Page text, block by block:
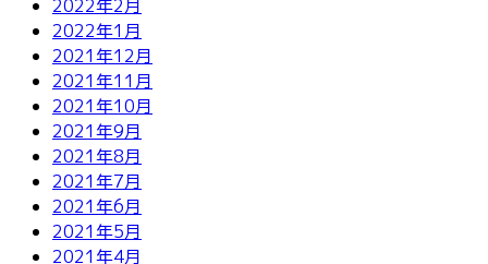
2022年2月
2022年1月
2021年12月
2021年11月
2021年10月
2021年9月
2021年8月
2021年7月
2021年6月
2021年5月
2021年4月